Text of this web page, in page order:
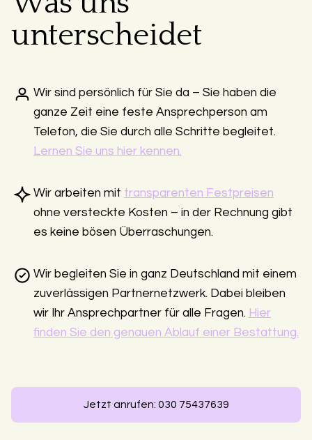
unterscheidet
Wir sind persönlich für Sie da – Sie haben die
ganze Zeit eine feste Ansprechperson am
Telefon, die Sie durch alle Schritte begleitet.
Lernen Sie uns hier kennen.
Wir arbeiten mit transparenten Festpreisen
ohne versteckte Kosten – in der Rechnung gibt
es keine bösen Überraschungen.
Wir begleiten Sie in ganz Deutschland mit einem
zuverlässigen Partnernetzwerk. Dabei bleiben
wir Ihr Ansprechpartner für alle Fragen. Hier
finden Sie den genauen Ablauf einer Bestattung.
Jetzt anrufen: 030 75437639